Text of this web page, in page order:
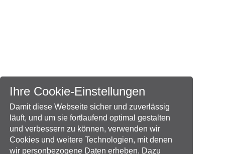
Ihre Cookie-Einstellungen
Damit diese Webseite sicher und zuverlässig
läuft, und um sie fortlaufend optimal gestalten
und verbessern zu können, verwenden wir
Cookies und weitere Technologien, mit denen
wir personbezogene Daten erheben. Dazu